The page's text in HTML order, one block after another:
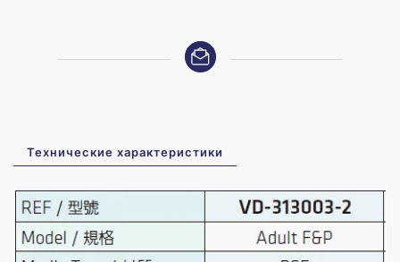
Технические характеристики